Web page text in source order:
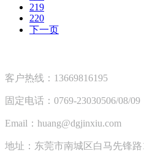
219
220
下一页
客户热线：13669816195
固定电话：0769-23030506/08/09
Email：huang@dgjinxiu.com
地址：东莞市南城区白马先锋路